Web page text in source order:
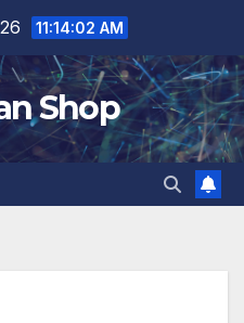
11:14:03 AM
Shop